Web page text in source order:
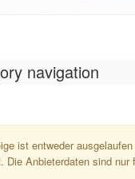
navigation
ist entweder
Die Anbieterdaten sind nur